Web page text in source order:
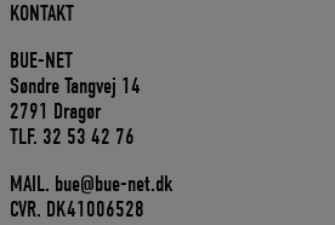
KONTAKT
BUE-NET
Søndre Tangvej 14
2791 Dragør
TLF. 32 53 42 76
MAIL. bue@bue-net.dk
CVR. DK41006528